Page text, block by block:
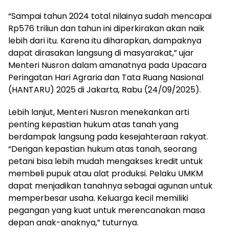
“Sampai tahun 2024 total nilainya sudah mencapai
Rp576 triliun dan tahun ini diperkirakan akan naik
lebih dari itu. Karena itu diharapkan, dampaknya
dapat dirasakan langsung di masyarakat,” ujar
Menteri Nusron dalam amanatnya pada Upacara
Peringatan Hari Agraria dan Tata Ruang Nasional
(HANTARU) 2025 di Jakarta, Rabu (24/09/2025).
Lebih lanjut, Menteri Nusron menekankan arti
penting kepastian hukum atas tanah yang
berdampak langsung pada kesejahteraan rakyat.
“Dengan kepastian hukum atas tanah, seorang
petani bisa lebih mudah mengakses kredit untuk
membeli pupuk atau alat produksi. Pelaku UMKM
dapat menjadikan tanahnya sebagai agunan untuk
memperbesar usaha. Keluarga kecil memiliki
pegangan yang kuat untuk merencanakan masa
depan anak-anaknya,” tuturnya.